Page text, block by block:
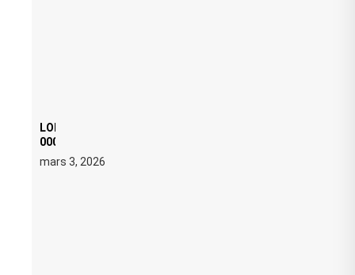
LOI ANTI FREE PARTY : SIX MOIS DE PRISON ET 5
000 € D’AMENDE PROPOSÉS LE 9 AVRIL
mars 3, 2026